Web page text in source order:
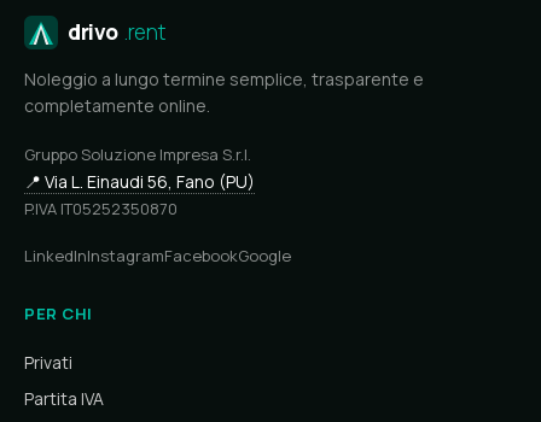
drivo .rent
Noleggio a lungo termine semplice, trasparente e
completamente online.
Gruppo Soluzione Impresa S.r.l.
📍 Via L. Einaudi 56, Fano (PU)
P.IVA IT05252350870
LinkedInInstagramFacebookGoogle
PER CHI
Privati
Partita IVA